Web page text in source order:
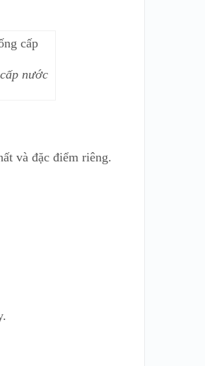
nước
và đặc điểm riêng.